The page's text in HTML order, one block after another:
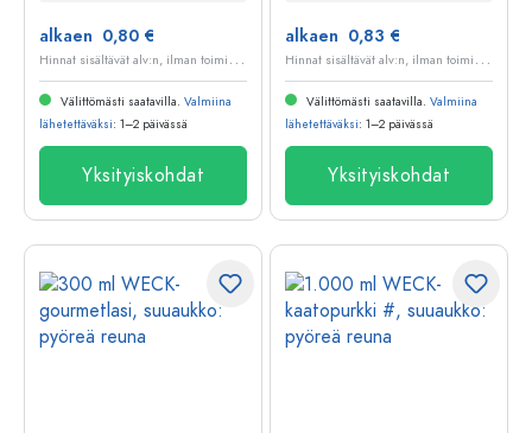
alkaen 0,80 €
H
innat sisältävät alv:n, ilman toimituskuluja
Välittömästi saatavilla. Valmiina
lähetettäväksi: 1–2 päivässä
Yksityiskohdat
alkaen 0,83 €
H
innat sisältävät alv:n, ilman toimituskuluja
Välittömästi saatavilla. Valmiina
lähetettäväksi: 1–2 päivässä
Yksityiskohdat